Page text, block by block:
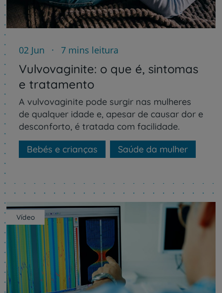
02 Jun 7 mins leitura
Vulvovaginite: o que é, sintomas
e tratamento
A vulvovaginite pode surgir nas mulheres
de qualquer idade e, apesar de causar dor e
desconforto, é tratada com facilidade.
Bebés e crianças
Saúde da mulher
Vídeo